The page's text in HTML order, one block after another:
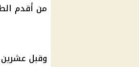
من أقدم
وقبل عشرين